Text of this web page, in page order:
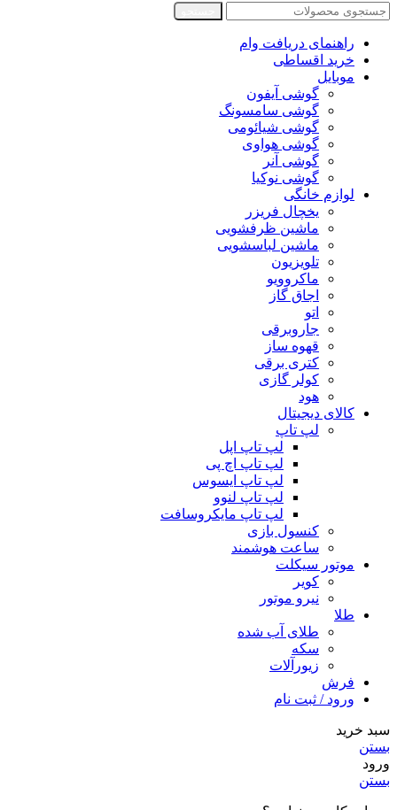
راهنمای دریافت وام
خرید اقساطی
موبایل
گوشی آیفون
گوشی سامسونگ
گوشی شیائومی
گوشی هواوی
گوشی آنر
گوشی نوکیا
لوازم خانگی
یخچال فریزر
ماشین ظرفشویی
ماشین لباسشویی
تلویزیون
ماکروویو
اجاق گاز
اتو
جاروبرقی
قهوه ساز
کتری برقی
کولر گازی
هود
کالای دیجیتال
لپ تاپ
لپ تاپ اپل
لپ تاپ اچ پی
لپ تاپ ایسوس
لپ تاپ لنوو
لپ تاپ مایکروسافت
کنسول بازی
ساعت هوشمند
موتور سیکلت
کویر
نیرو موتور
طلا
طلای آب شده
سکه
زیورآلات
فرش
ورود / ثبت نام
سبد خرید
بستن
ورود
بستن